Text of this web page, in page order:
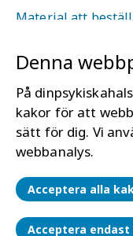
Denna
På
kakor för att
sätt för dig. Vi
webbanalys.
Acceptera alla
Acceptera endast
Material att
Om webbplatsen
Mer om Din
Tillgänglighet för
Läs mer om kakor
Hantera